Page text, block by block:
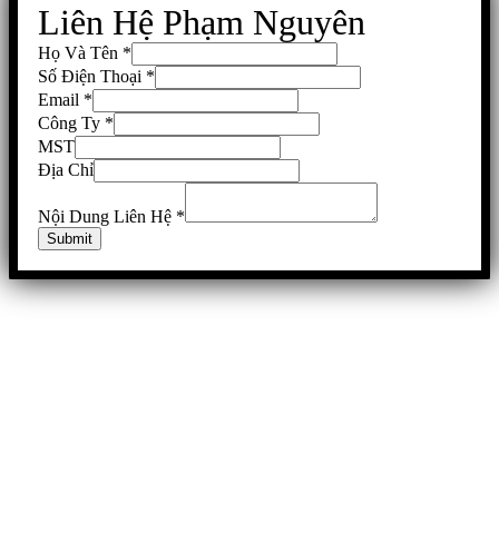
Liên Hệ Phạm Nguyên
Họ Và Tên *
Số Điện Thoại *
Email *
Công Ty *
MST
Địa Chỉ
Nội Dung Liên Hệ *
Submit